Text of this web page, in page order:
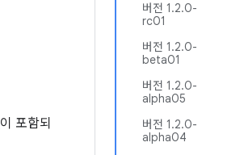
버전 1.2.0-
rc01
버전 1.2.0-
beta01
버전 1.2.0-
alpha05
버전 1.2.0-
alpha04
이 포함되